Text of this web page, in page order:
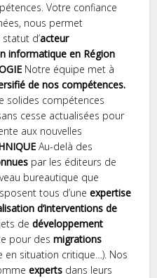
Votre confiance
nous permet
d’acteur
informatique en Région
Notre équipe met à
de nos compétences.
solides compétences
cesse actualisées pour
aux nouvelles
Au-delà des
par les éditeurs de
bureautique que
tous d’uneexpertise
d’interventions de
dedéveloppement
pour desmigrations
en situation critique…). Nos
experts dans leurs